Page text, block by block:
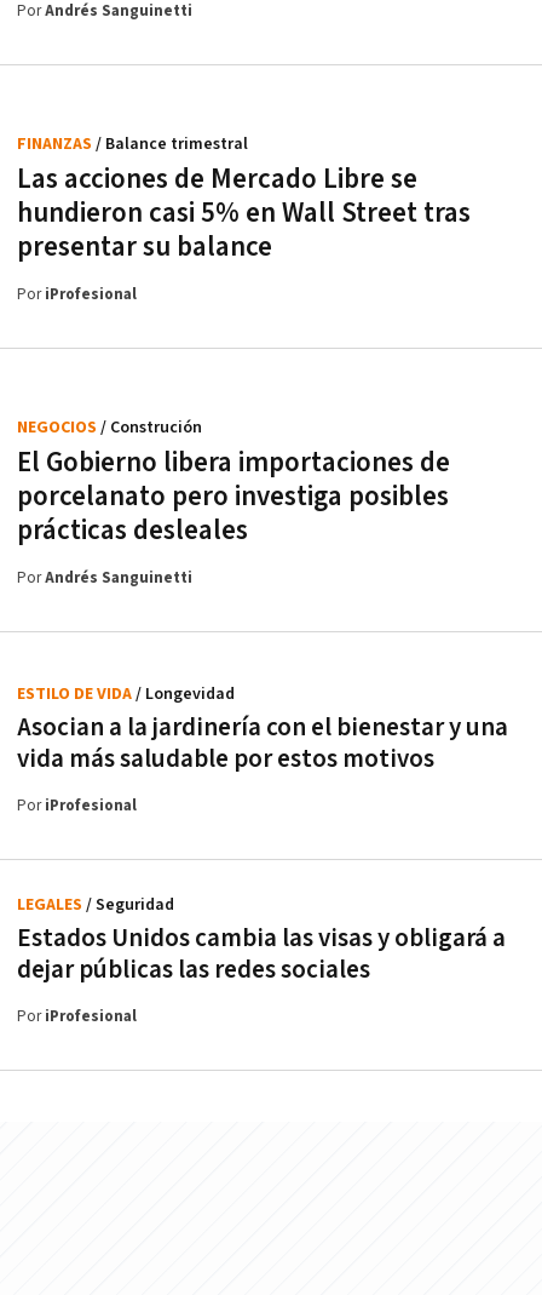
PorAndrés Sanguinetti
Las acciones de Mercado Libre se
hundieron casi 5% en Wall Street tras
presentar su balance
FINANZAS / Balance trimestral
PoriProfesional
El Gobierno libera importaciones de
porcelanato pero investiga posibles
prácticas desleales
NEGOCIOS / Construción
PorAndrés Sanguinetti
Asocian a la jardinería con el bienestar y una
vida más saludable por estos motivos
ESTILO DE VIDA/ Longevidad
PoriProfesional
Estados Unidos cambia las visas y obligará a
dejar públicas las redes sociales
LEGALES / Seguridad
PoriProfesional